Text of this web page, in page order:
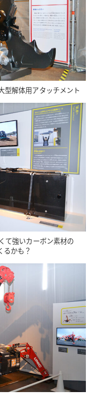
型解体用アタッチメント
て強いカーボン素材の
るかも？